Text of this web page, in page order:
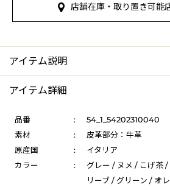
店舗在庫・取り置き可能
アイテム説明
アイテム詳細
品番 :
54_1_54202310040
素材
:
皮革部分：牛革
原産国
:
イタリア
カラー
:
グレー / ヌメ / こげ茶
リーブ / グリーン / オ